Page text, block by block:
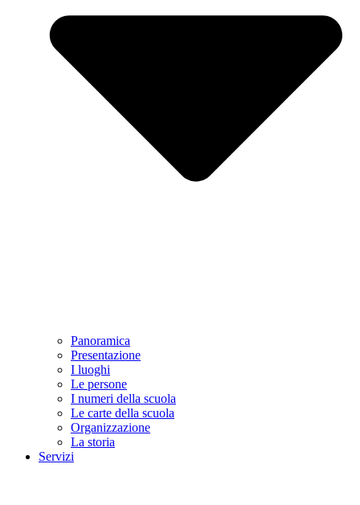
Panoramica
Presentazione
I luoghi
Le persone
I numeri della scuola
Le carte della scuola
Organizzazione
La storia
Servizi